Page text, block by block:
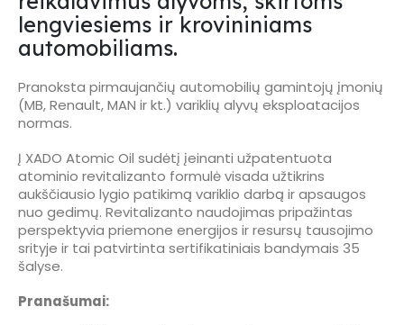
lengviesiems ir krovininiams
automobiliams.
Pranoksta pirmaujančių automobilių gamintojų įmonių
(MB, Renault, MAN ir kt.) variklių alyvų eksploatacijos
normas.
Į XADO Atomic Oil sudėtį įeinanti užpatentuota
atominio revitalizanto formulė visada užtikrins
aukščiausio lygio patikimą variklio darbą ir apsaugos
nuo gedimų. Revitalizanto naudojimas pripažintas
perspektyvia priemone energijos ir resursų tausojimo
srityje ir tai patvirtinta sertifikatiniais bandymais 35
šalyse.
Pranašumai: